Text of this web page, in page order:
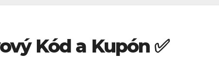
Kód a Kupón ✅